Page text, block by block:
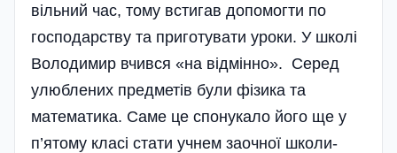
вільний час, тому встигав допомогти по
господарству та приготувати уроки. У школі
Володимир вчився «на відмінно». Серед
улюблених предметів були фізика та
математика. Саме це спонукало його ще у
п’ятому класі стати учнем заочної школи-